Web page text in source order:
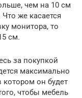
чем на 10 см
же касается
монитора, то
см.
за покупкой
максимально
он будет
чтобы мебель